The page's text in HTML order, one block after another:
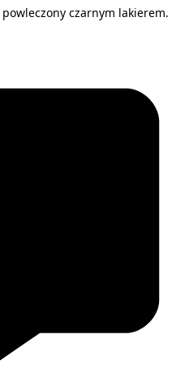
czarnym lakierem.